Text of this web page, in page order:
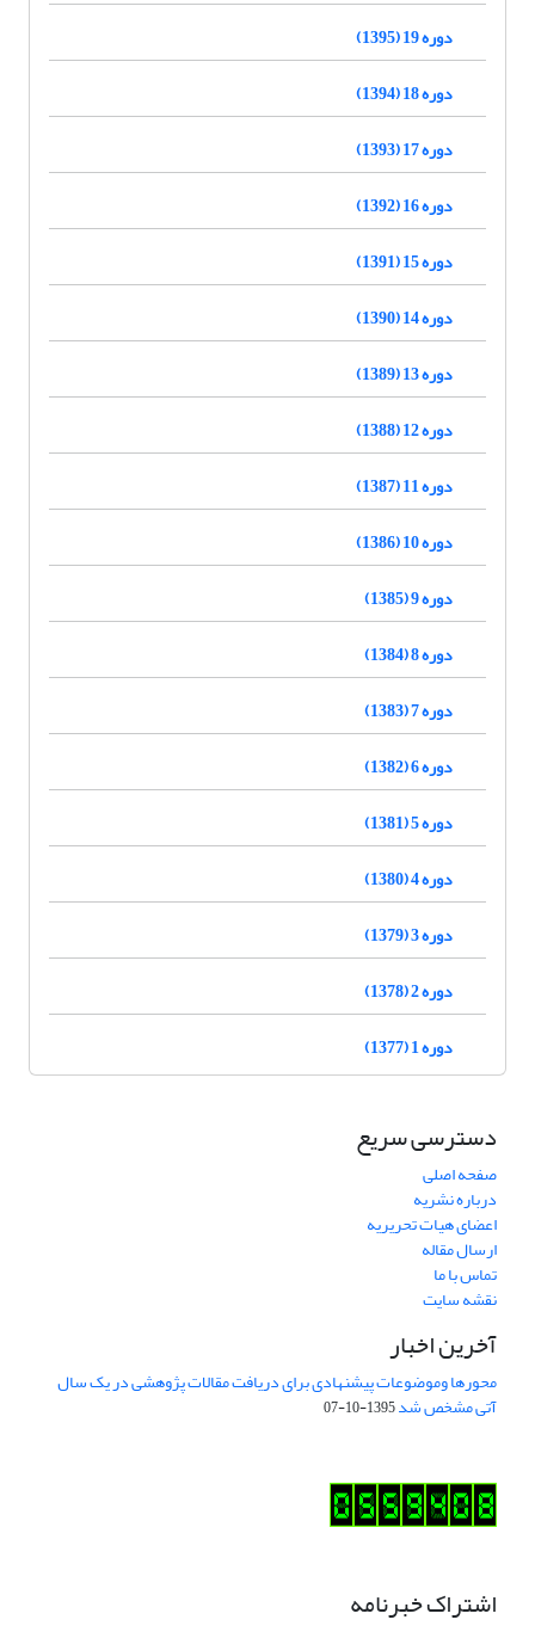
دوره 19 (1395)
دوره 18 (1394)
دوره 17 (1393)
دوره 16 (1392)
دوره 15 (1391)
دوره 14 (1390)
دوره 13 (1389)
دوره 12 (1388)
دوره 11 (1387)
دوره 10 (1386)
دوره 9 (1385)
دوره 8 (1384)
دوره 7 (1383)
دوره 6 (1382)
دوره 5 (1381)
دوره 4 (1380)
دوره 3 (1379)
دوره 2 (1378)
دوره 1 (1377)
دسترسی سریع
صفحه اصلی
درباره نشریه
اعضای هیات تحریریه
ارسال مقاله
تماس با ما
نقشه سایت
آخرین اخبار
محورها وموضوعات پیشنهادی برای دریافت مقالات پژوهشی در یک سال
آتی مشخص شد1395-10-07
اشتراک خبرنامه